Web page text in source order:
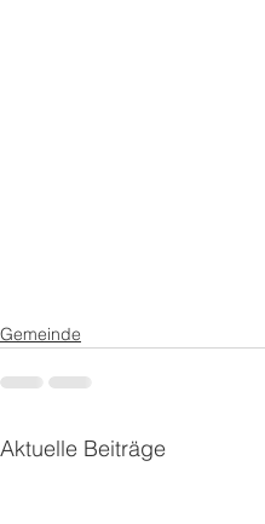
Gemeinde
Aktuelle Beiträge